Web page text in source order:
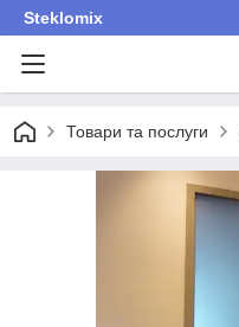
Steklomix
Товари та послуги